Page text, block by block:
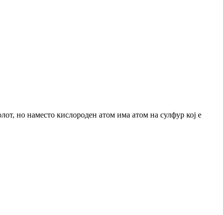
но наместо кислороден атом има атом на сулфур кој е